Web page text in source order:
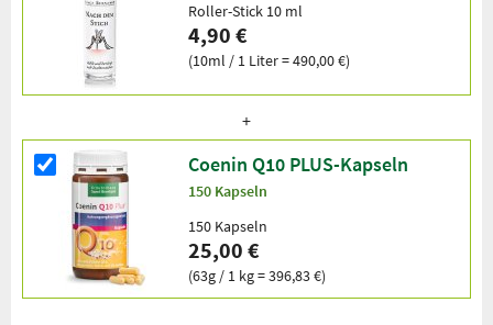
Roller-Stick 10 ml
4,90 €
(10ml / 1 Liter = 490,00 €)
Coenin Q10 PLUS-Kapseln
150 Kapseln
150 Kapseln
25,00 €
(63g / 1 kg = 396,83 €)